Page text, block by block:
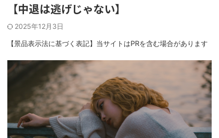
【中退は逃げじゃない】
2025年12月3日
【景品表示法に基づく表記】当サイトはPRを含む場合があります